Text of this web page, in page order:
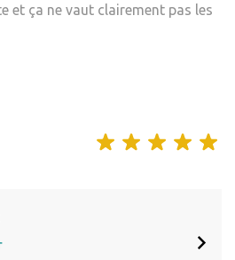
et ça ne vaut clairement pas les